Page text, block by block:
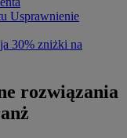
Usprawnienie
30% zniżki na
rozwiązania